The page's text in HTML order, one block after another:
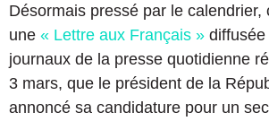
Désormais pressé par le calendrier,
une « Lettre aux Français »
journaux de la presse quotidienne
3 mars, que le président de la
annoncé sa candidature pour un